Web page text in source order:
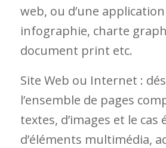
web, ou d’une
infographie, charte
document print etc.
Site Web ou Internet :
l’ensemble de pages
textes, d’images et le cas
d’éléments multimédia,